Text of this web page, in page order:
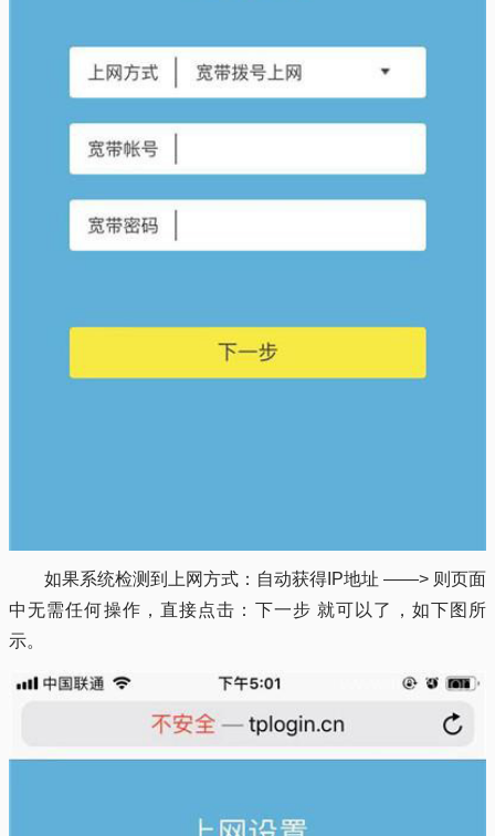
如果系统检测到上网方式：自动获得IP地址 ——> 则页面
中无需任何操作，直接点击：下一步 就可以了，如下图所
示。